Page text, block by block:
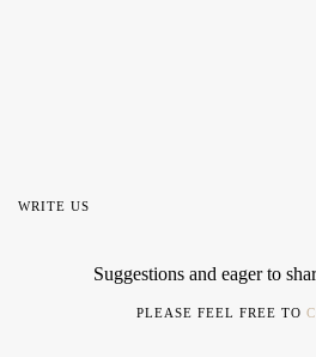
WRITE US
Suggestions and eager to
PLEASE FEEL FREE TO